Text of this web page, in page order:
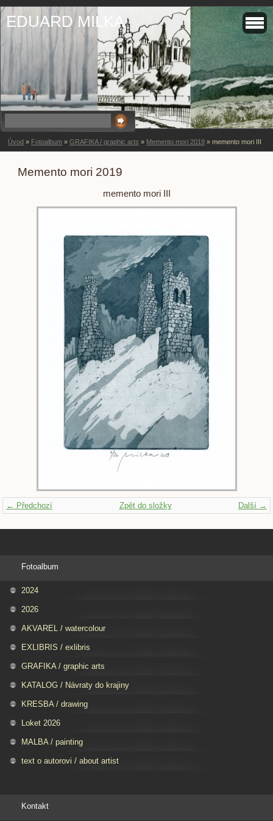
EDUARD MILKA
Úvod » Fotoalbum » GRAFIKA / graphic arts » Memento mori 2019 » memento mori III
Memento mori 2019
memento mori III
← Předchozí Další →
Zpět do složky
Fotoalbum
2024
2026
AKVAREL / watercolour
EXLIBRIS / exlibris
GRAFIKA / graphic arts
KATALOG / Návraty do krajiny
KRESBA / drawing
Loket 2026
MALBA / painting
text o autorovi / about artist
Kontakt